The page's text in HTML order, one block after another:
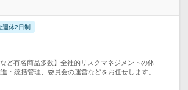
週休2日制
など有名商品多数】全社的リスクマネジメントの体
・統括管理、委員会の運営などをお任せします。